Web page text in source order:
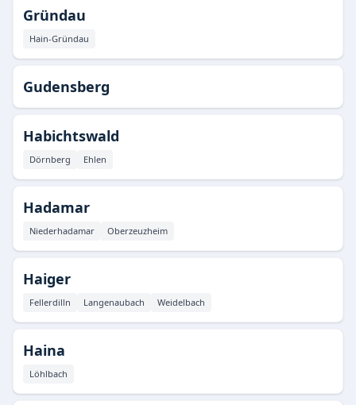
Gründau
Hain-Gründau
Gudensberg
Habichtswald
Dörnberg Ehlen
Hadamar
Niederhadamar Oberzeuzheim
Haiger
Fellerdilln Langenaubach Weidelbach
Haina
Löhlbach